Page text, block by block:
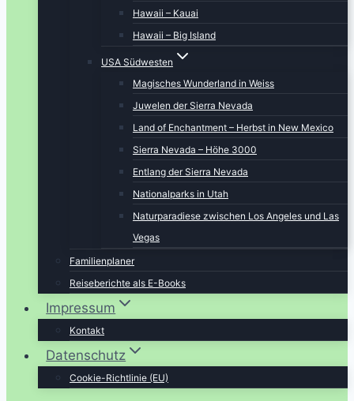
Hawaii – Kauai
Hawaii – Big Island
USA Südwesten
Magisches Wunderland in Weiss
Juwelen der Sierra Nevada
Land of Enchantment – Herbst in New Mexico
Sierra Nevada – Höhe 3000
Entlang der Sierra Nevada
Nationalparks in Utah
Naturparadiese zwischen Los Angeles und Las
Vegas
Familienplaner
Reiseberichte als E-Books
Impressum
Kontakt
Datenschutz
Cookie-Richtlinie (EU)